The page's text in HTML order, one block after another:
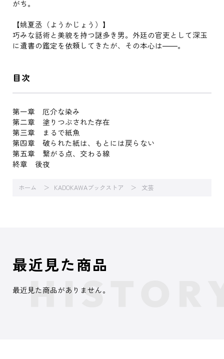
がち。
【姚夏丞（ようかじょう）】
巧みな話術と美貌を持つ謎多き男。外廷の官吏として深玉
に遺書の鑑定を依頼してきたが、その本心は――。
目次
第一章 厄介な染み
第二章 塗りつぶされた存在
第三章 まるで紙魚
第四章 破られた紙は、もとには戻らない
第五章 繋がる点、交わる線
終章 後夜
ホーム KADOKAWAブックストア 文芸
最近見た商品
最近見た商品がありません。